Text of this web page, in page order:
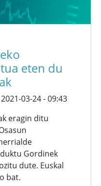
eten du
2021-03-24 - 09:43
eragin ditu
Gordinek
dute. Euskal
bat.